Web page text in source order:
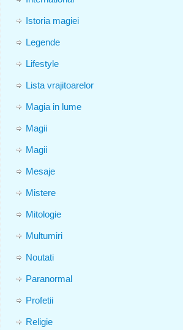
Istoria magiei
Legende
Lifestyle
Lista vrajitoarelor
Magia in lume
Magii
Magii
Mesaje
Mistere
Mitologie
Multumiri
Noutati
Paranormal
Profetii
Religie